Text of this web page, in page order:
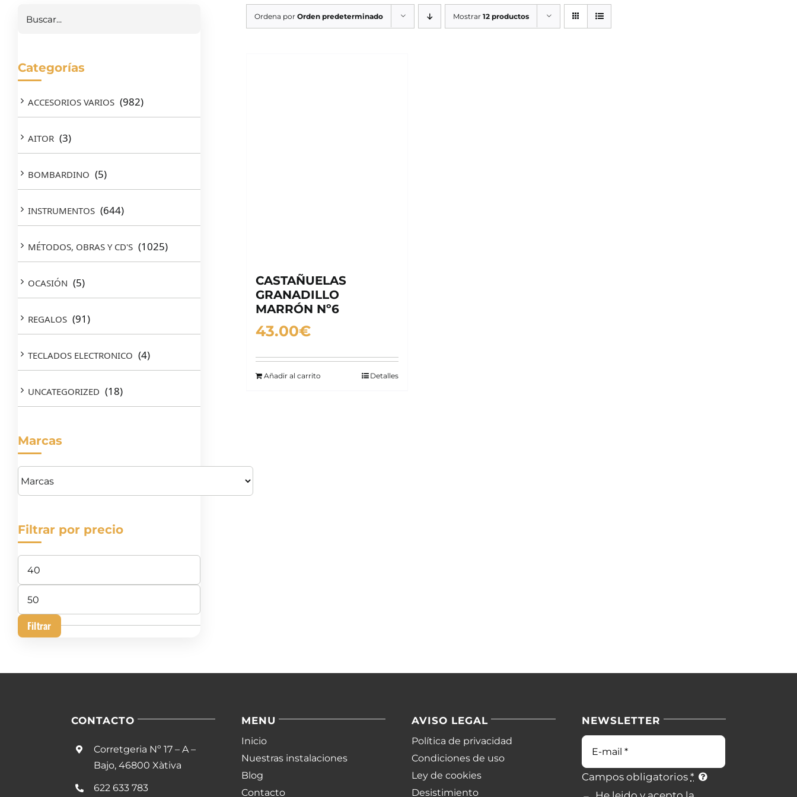
Ordena porOrden predeterminado Mostrar12 productos
CASTAÑUELAS
GRANADILLO
MARRÓN Nº6
43.00€
Añadir al carrito Detalles
Categorías
ACCESORIOS VARIOS (982)
AITOR (3)
BOMBARDINO (5)
INSTRUMENTOS (644)
MÉTODOS, OBRAS Y CD'S (1025)
OCASIÓN (5)
REGALOS (91)
TECLADOS ELECTRONICO (4)
UNCATEGORIZED (18)
Marcas
Filtrar por precio
Precio
mínimo
Precio
máximo
Filtrar
CONTACTO
Corretgeria Nº 17 – A –
Bajo, 46800 Xàtiva
622 633 783
MENU
Inicio
Nuestras instalaciones
Blog
Contacto
AVISO LEGAL
Política de privacidad
Condiciones de uso
Ley de cookies
Desistimiento
NEWSLETTER
Campos obligatorios*